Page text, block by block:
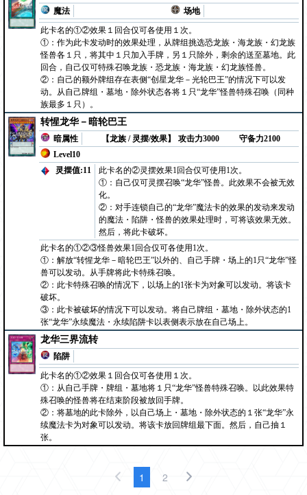
魔法
场地
此卡名的①②效果１回合仅可各使用１次。
①：作为此卡发动时的效果处理，从牌组挑选恐龙族・海龙族・幻龙族
怪兽各１只，将其中１只加入手牌，另１只除外，剩余的送至墓地。此
回合，自己仅可特殊召唤龙族・恐龙族・海龙族・幻龙族怪兽。
②：自己的额外牌组存在表侧“创星龙华－光轮巴王”的情况下可以发
动。从自己牌组・墓地・除外状态各将１只“龙华”怪兽特殊召唤（同种
族最多１只）。
转惺龙华－暗轮巴王
暗属性
【龙族 / 灵摆/效果】
Level10
攻击力3000 守备力2100
灵摆值:11
此卡名的②灵摆效果1回合仅可使用1次。
①：自己仅可灵摆召唤“龙华”怪兽。此效果不会被无效
化。
②：对手连锁自己的“龙华”魔法卡的效果的发动来发动
的魔法・陷阱・怪兽的效果处理时，可将该效果无效。
然后，将此卡破坏。
此卡名的①②③怪兽效果1回合仅可各使用1次。
①：解放“转惺龙华－暗轮巴王”以外的、自己手牌・场上的1只“龙华”怪
兽可以发动。从手牌将此卡特殊召唤。
②：此卡特殊召唤的情况下，以场上的1张卡为对象可以发动。将该卡
破坏。
③：此卡被破坏的情况下可以发动。将自己牌组・墓地・除外状态的1
张“龙华”永续魔法・永续陷阱卡以表侧表示放在自己场上。
龙华三界流转
陷阱
此卡名的①②效果１回合仅可各使用１次。
①：从自己手牌・牌组・墓地将１只“龙华”怪兽特殊召唤。以此效果特
殊召唤的怪兽将在结束阶段被放回手牌。
②：将墓地的此卡除外，以自己场上・墓地・除外状态的１张“龙华”永
续魔法卡为对象可以发动。将该卡放回牌组最下面。然后，自己抽１
张。
1 2